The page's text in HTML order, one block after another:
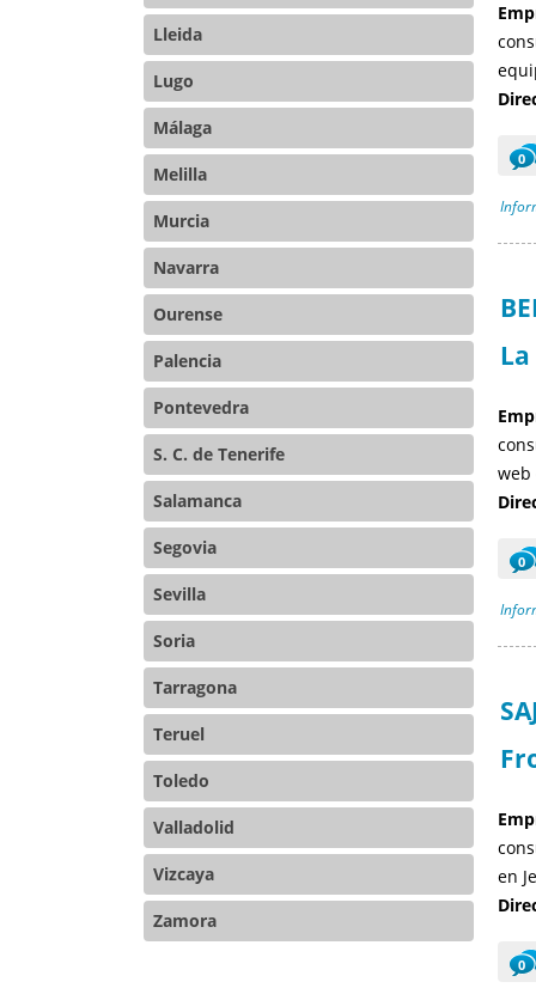
Lleida
Lugo
Málaga
Melilla
Murcia
Navarra
Ourense
Palencia
Pontevedra
S. C. de Tenerife
Salamanca
Segovia
Sevilla
Soria
Tarragona
Teruel
Toledo
Valladolid
Vizcaya
Zamora
0
web
0
en
0